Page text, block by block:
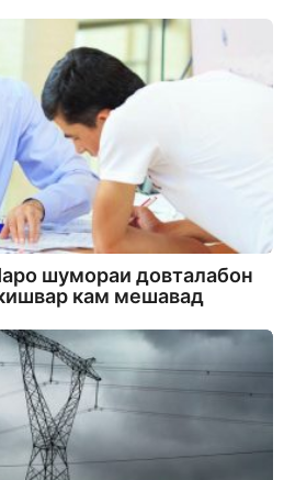
шумораи довталабон
кам мешавад